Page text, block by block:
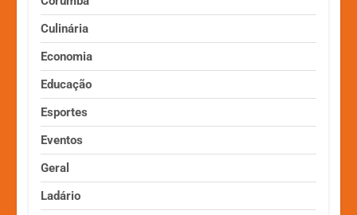
Culinária
Economia
Educação
Esportes
Eventos
Geral
Ladário